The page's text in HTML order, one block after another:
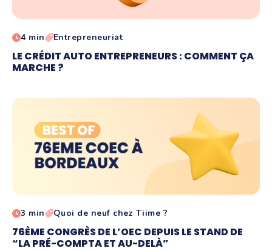
4 min Entrepreneuriat
LE CRÉDIT AUTO ENTREPRENEURS : COMMENT ÇA
MARCHE ?
3 min Quoi de neuf chez Tiime ?
76ÈME CONGRÈS DE L’OEC DEPUIS LE STAND DE
“LA PRÉ-COMPTA ET AU-DELÀ”